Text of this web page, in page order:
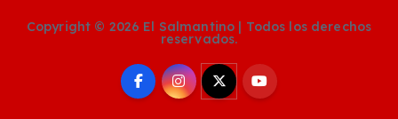
Copyright © 2026 El Salmantino | Todos los derechos
reservados.